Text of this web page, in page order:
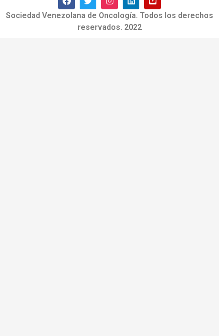
Sociedad Venezolana de Oncología. Todos los derechos
reservados. 2022